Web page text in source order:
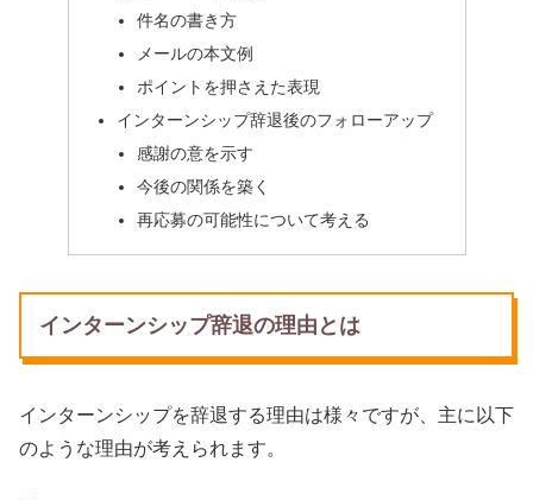
件名の書き方
メールの本文例
ポイントを押さえた表現
インターンシップ辞退後のフォローアップ
感謝の意を示す
今後の関係を築く
再応募の可能性について考える
インターンシップ辞退の理由とは
インターンシップを辞退する理由は様々ですが、主に以下
のような理由が考えられます。